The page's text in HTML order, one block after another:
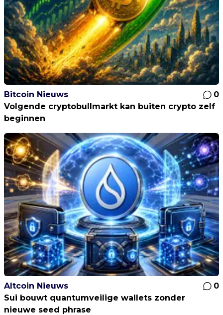
Bitcoin Nieuws
0
Volgende cryptobullmarkt kan buiten crypto zelf
beginnen
Altcoin Nieuws
0
Sui bouwt quantumveilige wallets zonder
nieuwe seed phrase